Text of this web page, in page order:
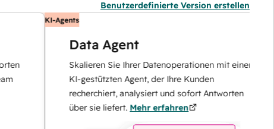
Benutzerdefinierte Version erstellen
KI-Agents
Data Agent
Skalieren Sie Ihrer Datenoperationen mit einem
KI-gestützten Agent, der Ihre Kunden
recherchiert, analysiert und sofort Antworten
über sie liefert.Mehr erfahren